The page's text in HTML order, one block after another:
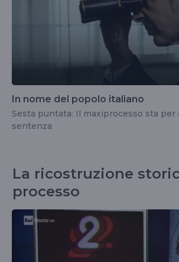
In nome del popolo italiano
Sesta puntata: Il maxiprocesso sta per
sentenza
La ricostruzione
processo